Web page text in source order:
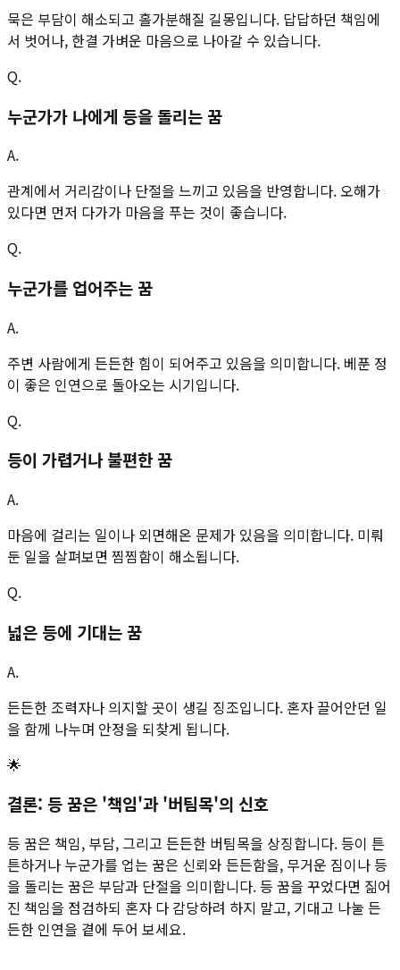
묵은 부담이 해소되고 홀가분해질 길몽입니다. 답답하던 책임에
서 벗어나, 한결 가벼운 마음으로 나아갈 수 있습니다.
Q.
누군가가 나에게 등을 돌리는 꿈
A.
관계에서 거리감이나 단절을 느끼고 있음을 반영합니다. 오해가
있다면 먼저 다가가 마음을 푸는 것이 좋습니다.
Q.
누군가를 업어주는 꿈
A.
주변 사람에게 든든한 힘이 되어주고 있음을 의미합니다. 베푼 정
이 좋은 인연으로 돌아오는 시기입니다.
Q.
등이 가렵거나 불편한 꿈
A.
마음에 걸리는 일이나 외면해온 문제가 있음을 의미합니다. 미뤄
둔 일을 살펴보면 찜찜함이 해소됩니다.
Q.
넓은 등에 기대는 꿈
A.
든든한 조력자나 의지할 곳이 생길 징조입니다. 혼자 끌어안던 일
을 함께 나누며 안정을 되찾게 됩니다.
🌟
결론: 등 꿈은 '책임'과 '버팀목'의 신호
등 꿈은 책임, 부담, 그리고 든든한 버팀목을 상징합니다. 등이 튼
튼하거나 누군가를 업는 꿈은 신뢰와 든든함을, 무거운 짐이나 등
을 돌리는 꿈은 부담과 단절을 의미합니다. 등 꿈을 꾸었다면 짊어
진 책임을 점검하되 혼자 다 감당하려 하지 말고, 기대고 나눌 든
든한 인연을 곁에 두어 보세요.